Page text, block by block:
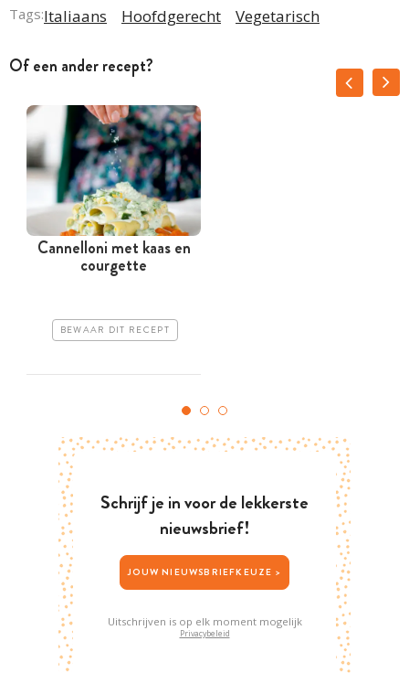
Tags:Italiaans Hoofdgerecht Vegetarisch
Of een ander recept?
Cannelloni met kaas en
courgette
BEWAAR DIT RECEPT
Schrijf je in voor de lekkerste
nieuwsbrief!
JOUW NIEUWSBRIEFKEUZE >
Uitschrijven is op elk moment mogelijk
Privacybeleid